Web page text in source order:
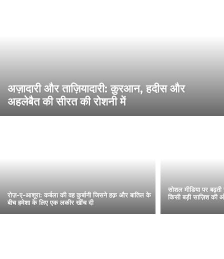
अज़ादारी और ताज़ियादारी: क़ुरआन, हदीस और
अहलेबैत की सीरत की रोशनी में
रोज़-ए-आशूरा: कर्बला की वह कुर्बानी जिसने हक़ और बातिल के
बीच हमेशा के लिए एक लकीर खींच दी
सोशल मीडिया पर
किसी बड़ी साज़िश की